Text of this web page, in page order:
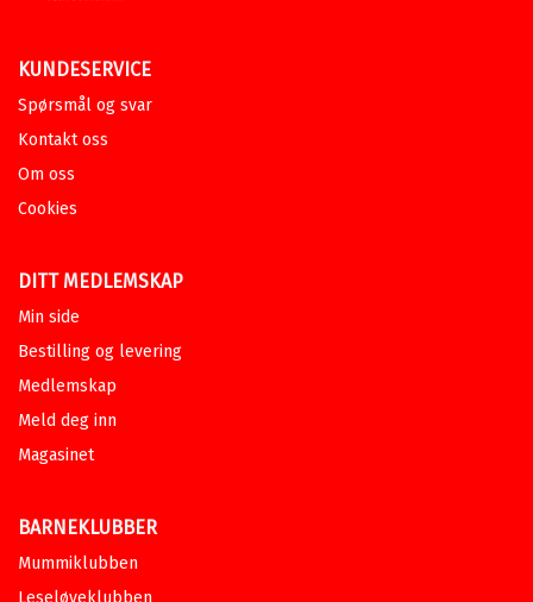
KUNDESERVICE
Spørsmål og svar
Kontakt oss
Om oss
Cookies
DITT MEDLEMSKAP
Min side
Bestilling og levering
Medlemskap
Meld deg inn
Magasinet
BARNEKLUBBER
Mummiklubben